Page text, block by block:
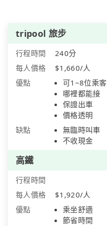
tripool 旅步
行程時間
240分
每人價格
$1,660/人
優點
可1~8位乘客
哪裡都能接
保證出車
價格透明
缺點
無臨時叫車
不收現金
高鐵
行程時間
每人價格
$1,920/人
優點
乘坐舒適
節省時間